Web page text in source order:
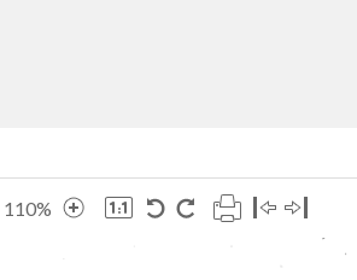
110%